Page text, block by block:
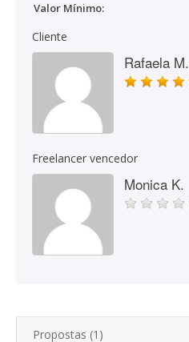
Valor Mínimo:
Cliente
Rafaela M.
Freelancer vencedor
Monica K.
Propostas (1)